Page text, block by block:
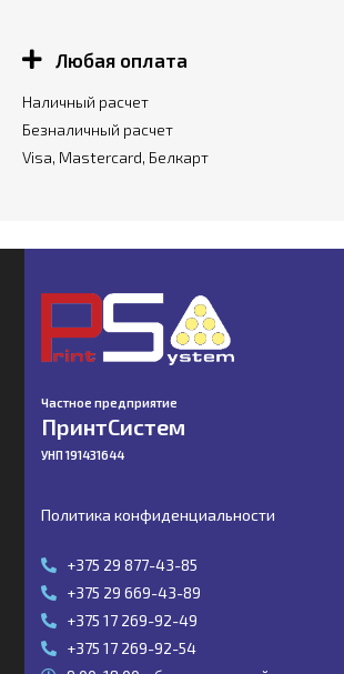
Любая оплата
Наличный расчет
Безналичный расчет
Visa, Mastercard, Белкарт
Частное предприятие
ПринтСистем
УНП 191431644
Политика конфиденциальности
+375 29 877-43-85
+375 29 669-43-89
+375 17 269-92-49
+375 17 269-92-54